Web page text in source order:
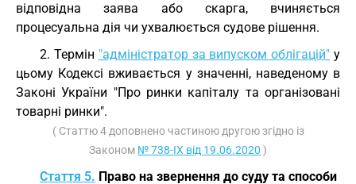
відповідна заява або скарга, вчиняється
процесуальна дія чи ухвалюється судове рішення.
2. Термін "адміністратор за випуском облігацій" у
цьому Кодексі вживається у значенні, наведеному в
Законі України "Про ринки капіталу та організовані
товарні ринки".
( Статтю 4 доповнено частиною другою згідно із
Законом № 738-IX від 19.06.2020 )
Стаття 5. Право на звернення до суду та способи